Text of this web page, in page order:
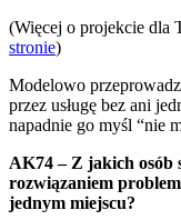
(Więcej o projekcie dla
stronie)
Modelowo
przez usługę bez ani
napadnie go myśl “nie
AK74 – Z jakich osób
rozwiązaniem
jednym miejscu?